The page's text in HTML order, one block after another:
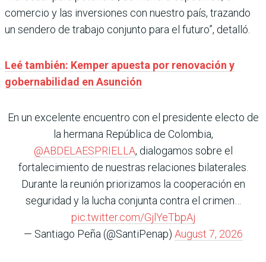
comercio y las inversiones con nuestro país, trazando
un sendero de trabajo conjunto para el futuro”, detalló.
Leé también: Kemper apuesta por renovación y
gobernabilidad en Asunción
En un excelente encuentro con el presidente electo de
la hermana República de Colombia,
@ABDELAESPRIELLA, dialogamos sobre el
fortalecimiento de nuestras relaciones bilaterales.
Durante la reunión priorizamos la cooperación en
seguridad y la lucha conjunta contra el crimen…
pic.twitter.com/GjlYeTbpAj
— Santiago Peña (@SantiPenap) August 7, 2026